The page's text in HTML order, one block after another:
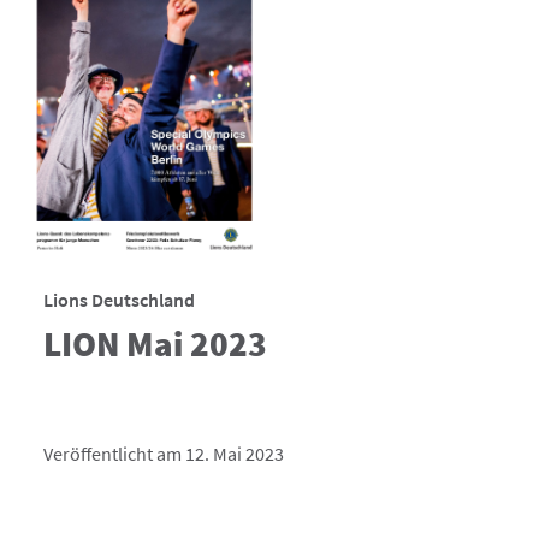
Lions Deutschland
LION Mai 2023
Veröffentlicht am 12. Mai 2023